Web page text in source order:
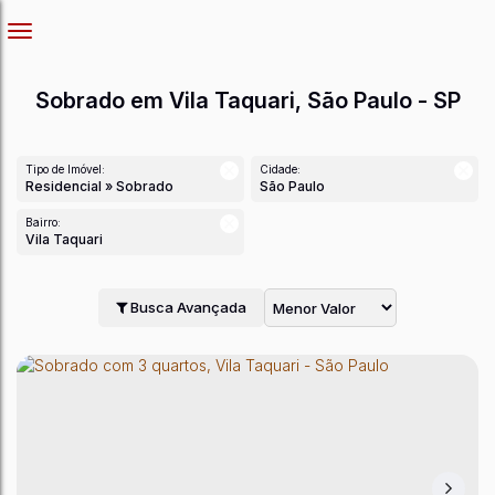
Sobrado em Vila Taquari, São Paulo - SP
Tipo de Imóvel:
Residencial » Sobrado
Cidade:
São Paulo
Bairro:
Vila Taquari
Busca Avançada